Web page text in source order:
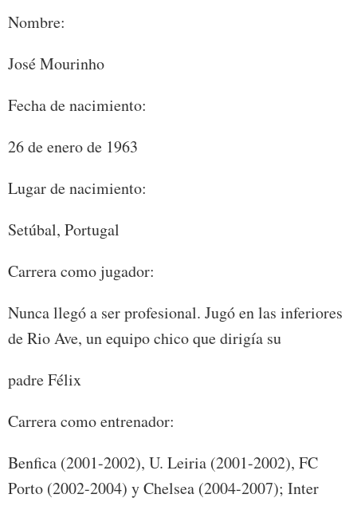
Nombre:
José Mourinho
Fecha de nacimiento:
26 de enero de 1963
Lugar de nacimiento:
Setúbal, Portugal
Carrera como jugador:
Nunca llegó a ser profesional. Jugó en las inferiores
de Rio Ave, un equipo chico que dirigía su
padre Félix
Carrera como entrenador:
Benfica (2001-2002), U. Leiria (2001-2002), FC
Porto (2002-2004) y Chelsea (2004-2007); Inter